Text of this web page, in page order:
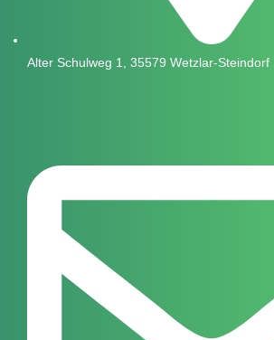
Alter Schulweg 1, 35579 Wetzlar-Steindorf